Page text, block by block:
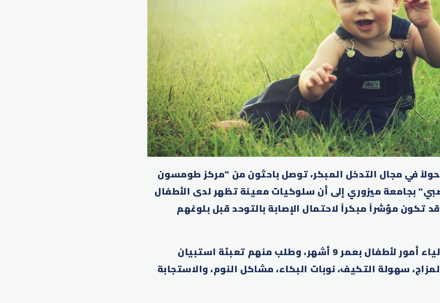
في مجال التدخل المبكر، توصل باحثون من "مركز طومسون
بجامعة ميزوري إلى أن سلوكيات معينة تظهر لدى الأطفال
مؤشراً مبكراً لاحتمال الإصابة بالتوحد قبل بلوغهم
شارك في الدراسة أولياء أمور لأطفال بعمر 9 أشهر، وطلب منهم تعبئة استبيان
سهولة التكيف، نوبات البكاء، مشاكل النوم، والاستجابة